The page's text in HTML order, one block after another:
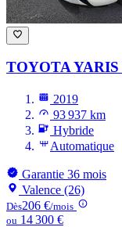
TOYOTA YARIS
2019
93 937 km
Hybride
Automatique
Garantie 36 mois
Valence (26)
Dès206 €/mois
ou 14 300 €